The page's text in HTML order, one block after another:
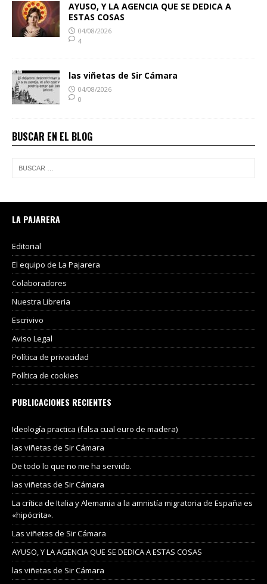
AYUSO, Y LA AGENCIA QUE SE DEDICA A
ESTAS COSAS
04/08/2026
4
las viñetas de Sir Cámara
04/08/2026
0
BUSCAR EN EL BLOG
LA PAJARERA
Editorial
El equipo de La Pajarera
Colaboradores
Nuestra Libreria
Escrivivo
Aviso Legal
Política de privacidad
Política de cookies
PUBLICACIONES RECIENTES
Ideología practica (falsa cual euro de madera)
las viñetas de Sir Cámara
De todo lo que no me ha servido.
las viñetas de Sir Cámara
La crítica de Italia y Alemania a la amnistía migratoria de España es
«hipócrita».
Las viñetas de Sir Cámara
AYUSO, Y LA AGENCIA QUE SE DEDICA A ESTAS COSAS
las viñetas de Sir Cámara